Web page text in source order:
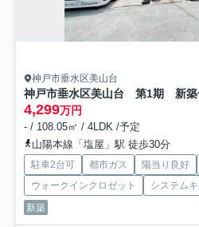
神戸市垂水区美山台
神戸市垂水区美山台 第1期 新築
4,299万円
- / 108.05㎡ / 4LDK /予定
山陽本線「塩屋」駅 徒歩30分
駐車2台可 都市ガス 陽当り良好
ウォークインクロゼット
システム
新築